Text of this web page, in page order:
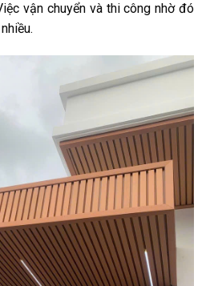
vận chuyển và thi công nhờ đó